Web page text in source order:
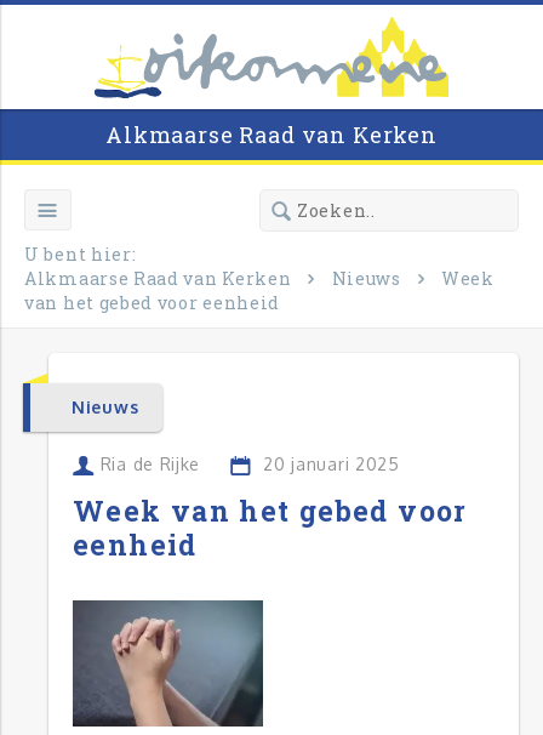
Alkmaarse Raad van Kerken
U bent hier:
Alkmaarse Raad van Kerken
Nieuws
Week
van het gebed voor eenheid
Nieuws
Ria de Rijke 20 januari 2025
Week van het gebed voor
eenheid